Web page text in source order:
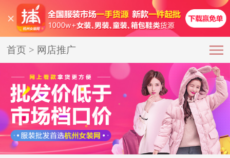
首页 > 网店推广